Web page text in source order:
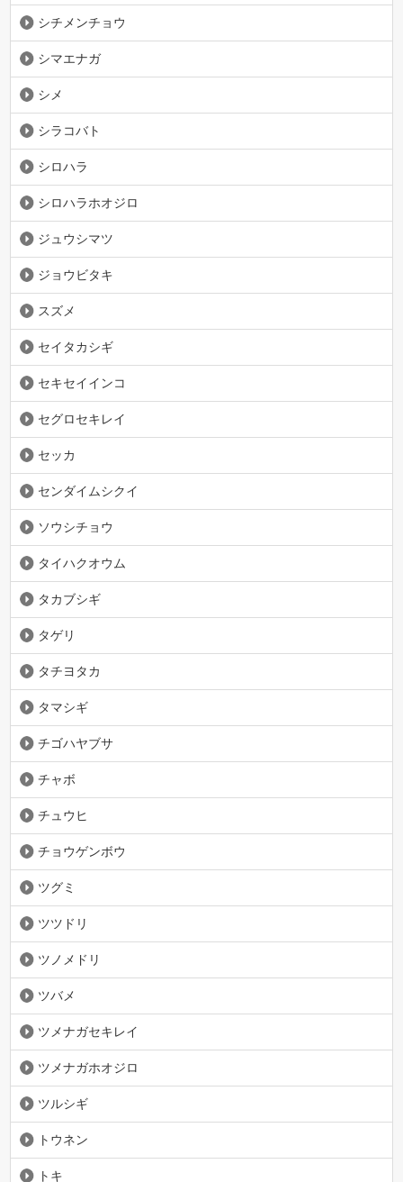
シチメンチョウ
シマエナガ
シメ
シラコバト
シロハラ
シロハラホオジロ
ジュウシマツ
ジョウビタキ
スズメ
セイタカシギ
セキセイインコ
セグロセキレイ
セッカ
センダイムシクイ
ソウシチョウ
タイハクオウム
タカブシギ
タゲリ
タチヨタカ
タマシギ
チゴハヤブサ
チャボ
チュウヒ
チョウゲンボウ
ツグミ
ツツドリ
ツノメドリ
ツバメ
ツメナガセキレイ
ツメナガホオジロ
ツルシギ
トウネン
トキ